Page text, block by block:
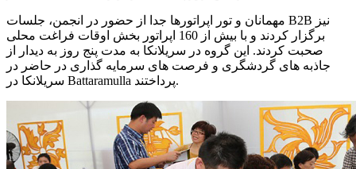
مهمانان و تور اپراتورها جدا از حضور در انجمن، جلسات B2B نیز
برگزار کردند و با بیش از 160 اپراتور بخش اوقات فراغت محلی
صحبت کردند. این گروه در سریلانکا به مدت پنج روز به دیدار از
جاذبه های گردشگری و فرصت های سرمایه گذاری در حاضر در
سریلانکا در Battaramulla پرداختند.